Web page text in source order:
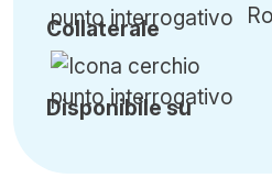
Collaterale
Disponibile su